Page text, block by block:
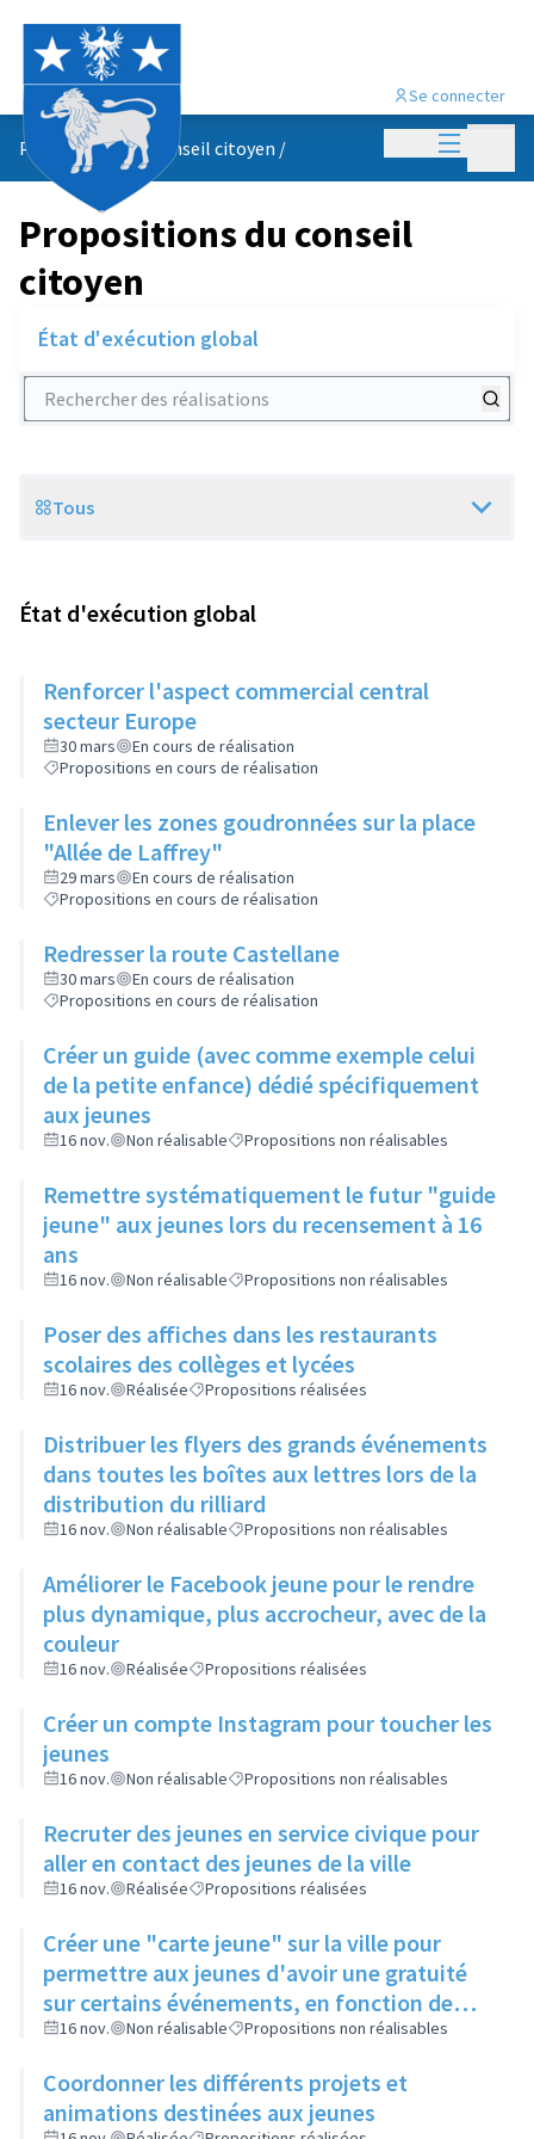
Menu
Se connecter
Propositions du conseil citoyen /
Propositions du conseil
citoyen
État d'exécution global
Rechercher des réalisations
Scope
Tous
État d'exécution global
Renforcer l'aspect commercial central
secteur Europe
30 mars
En cours de réalisation
Propositions en cours de réalisation
Enlever les zones goudronnées sur la place
"Allée de Laffrey"
29 mars
En cours de réalisation
Propositions en cours de réalisation
Redresser la route Castellane
30 mars
En cours de réalisation
Propositions en cours de réalisation
Créer un guide (avec comme exemple celui
de la petite enfance) dédié spécifiquement
aux jeunes
16 nov. Non réalisable Propositions non réalisables
Remettre systématiquement le futur "guide
jeune" aux jeunes lors du recensement à 16
ans
16 nov. Non réalisable Propositions non réalisables
Poser des affiches dans les restaurants
scolaires des collèges et lycées
16 nov. Réalisée Propositions réalisées
Distribuer les flyers des grands événements
dans toutes les boîtes aux lettres lors de la
distribution du rilliard
16 nov. Non réalisable Propositions non réalisables
Améliorer le Facebook jeune pour le rendre
plus dynamique, plus accrocheur, avec de la
couleur
16 nov. Réalisée Propositions réalisées
Créer un compte Instagram pour toucher les
jeunes
16 nov. Non réalisable Propositions non réalisables
Recruter des jeunes en service civique pour
aller en contact des jeunes de la ville
16 nov. Réalisée Propositions réalisées
Créer une "carte jeune" sur la ville pour
permettre aux jeunes d'avoir une gratuité
sur certains événements, en fonction de
leur participation aux actions de la ville
16 nov. Non réalisable Propositions non réalisables
Coordonner les différents projets et
animations destinées aux jeunes